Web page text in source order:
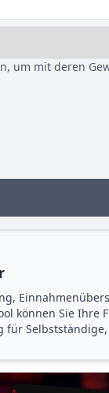
um mit deren
können Sie Ihre
für